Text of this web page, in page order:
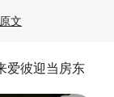
文
爱彼迎当房东